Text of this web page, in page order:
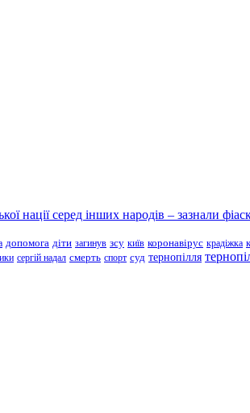
нації серед інших народів – зазнали
допомога діти загинув зсу київ коронавірус крадіжка
сергій надал смерть спорт суд тернопілля